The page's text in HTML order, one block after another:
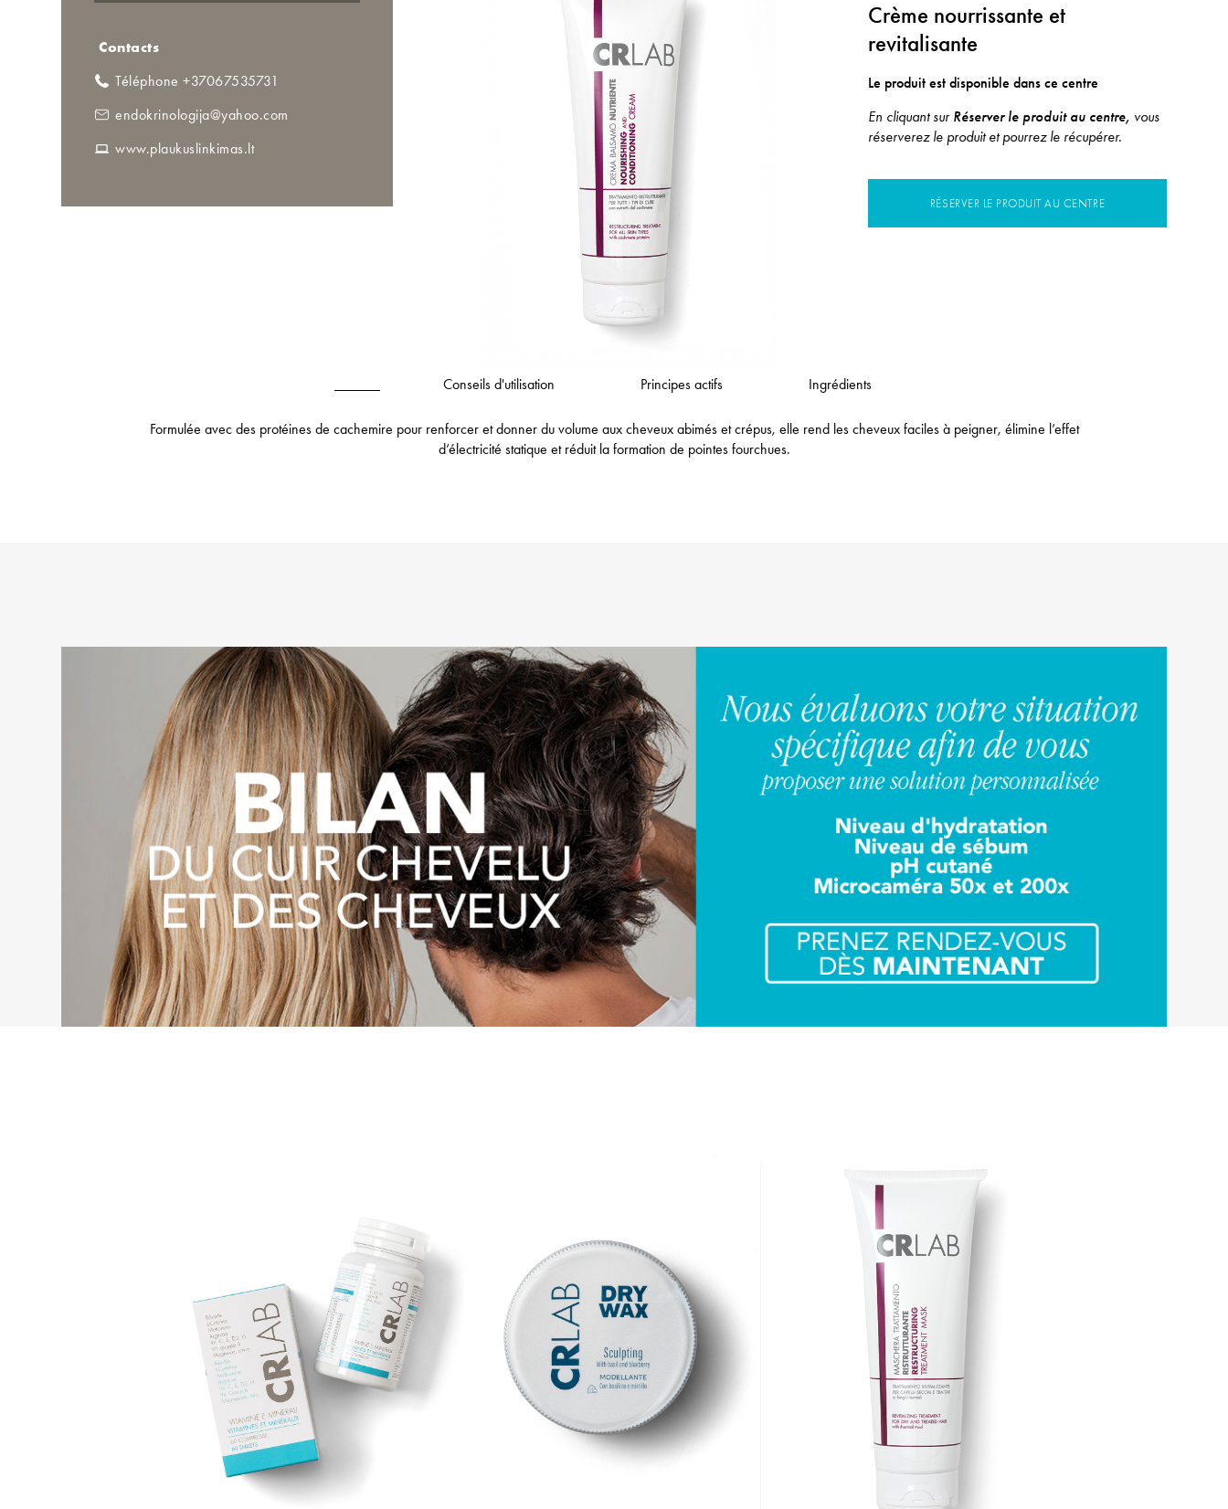
Contacts
Téléphone +37067535731
endokrinologija@yahoo.com
www.plaukuslinkimas.lt
Crème nourrissante et
revitalisante
Le produit est disponible dans ce centre
En cliquant sur Réserver le produit au centre, vous
réserverez le produit et pourrez le récupérer.
RÉSERVER LE PRODUIT AU CENTRE
Conseils d'utilisation Principes actifs Ingrédients
Formulée avec des protéines de cachemire pour renforcer et donner du volume aux cheveux abimés et crépus, elle rend les cheveux faciles à peigner, élimine l’effet
d’électricité statique et réduit la formation de pointes fourchues.